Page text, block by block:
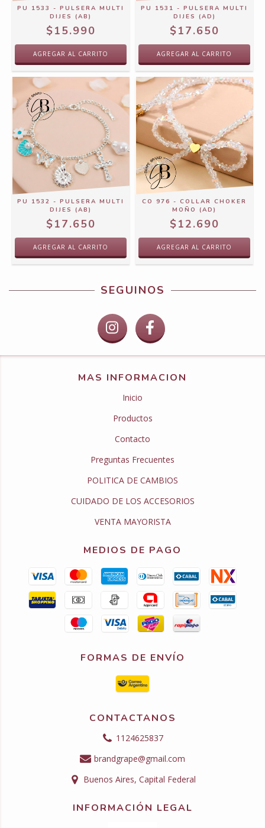
PU 1533 - PULSERA MULTI
DIJES (AB)
$15.990
PU 1531 - PULSERA MULTI
DIJES (AD)
$17.650
PU 1532 - PULSERA MULTI
DIJES (AB)
$17.650
CO 976 - COLLAR CHOKER
MOÑO (AD)
$12.690
SEGUINOS
MAS INFORMACION
Inicio
Productos
Contacto
Preguntas Frecuentes
POLITICA DE CAMBIOS
CUIDADO DE LOS ACCESORIOS
VENTA MAYORISTA
MEDIOS DE PAGO
FORMAS DE ENVÍO
CONTACTANOS
1124625837
brandgrape@gmail.com
Buenos Aires, Capital Federal
INFORMACIÓN LEGAL